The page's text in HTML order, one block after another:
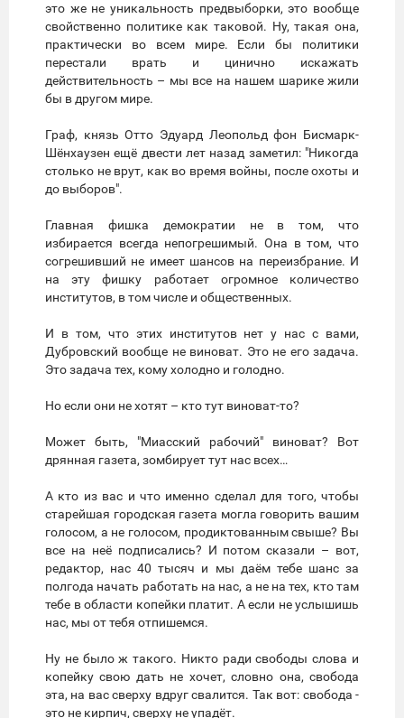
это же не уникальность предвыборки, это вообще
свойственно политике как таковой. Ну, такая она,
практически во всем мире. Если бы политики
перестали врать и цинично искажать
действительность – мы все на нашем шарике жили
бы в другом мире.
Граф, князь Отто Эдуард Леопольд фон Бисмарк-
Шёнхаузен ещё двести лет назад заметил: "Никогда
столько не врут, как во время войны, после охоты и
до выборов".
Главная фишка демократии не в том, что
избирается всегда непогрешимый. Она в том, что
согрешивший не имеет шансов на переизбрание. И
на эту фишку работает огромное количество
институтов, в том числе и общественных.
И в том, что этих институтов нет у нас с вами,
Дубровский вообще не виноват. Это не его задача.
Это задача тех, кому холодно и голодно.
Но если они не хотят – кто тут виноват-то?
Может быть, "Миасский рабочий" виноват? Вот
дрянная газета, зомбирует тут нас всех…
А кто из вас и что именно сделал для того, чтобы
старейшая городская газета могла говорить вашим
голосом, а не голосом, продиктованным свыше? Вы
все на неё подписались? И потом сказали – вот,
редактор, нас 40 тысяч и мы даём тебе шанс за
полгода начать работать на нас, а не на тех, кто там
тебе в области копейки платит. А если не услышишь
нас, мы от тебя отпишемся.
Ну не было ж такого. Никто ради свободы слова и
копейку свою дать не хочет, словно она, свобода
эта, на вас сверху вдруг свалится. Так вот: свобода -
это не кирпич, сверху не упадёт.